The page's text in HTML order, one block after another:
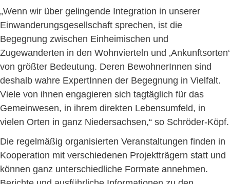
„Wenn wir über gelingende Integration in unserer
Einwanderungsgesellschaft sprechen, ist die
Begegnung zwischen Einheimischen und
Zugewanderten in den Wohnvierteln und ‚Ankunftsorten‘
von größter Bedeutung. Deren BewohnerInnen sind
deshalb wahre ExpertInnen der Begegnung in Vielfalt.
Viele von ihnen engagieren sich tagtäglich für das
Gemeinwesen, in ihrem direkten Lebensumfeld, in
vielen Orten in ganz Niedersachsen,“ so Schröder-Köpf.
Die regelmäßig organisierten Veranstaltungen finden in
Kooperation mit verschiedenen Projektträgern statt und
können ganz unterschiedliche Formate annehmen.